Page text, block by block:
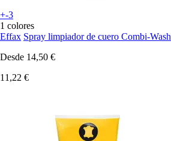
+-3
1 colores
Effax Spray limpiador de cuero Combi-Wash
Desde 14,50 €
11,22 €